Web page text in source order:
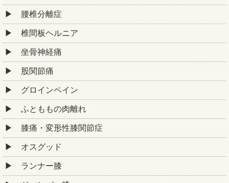
腰椎分離症
椎間板ヘルニア
坐骨神経痛
股関節痛
グロインペイン
ふとももの肉離れ
膝痛・変形性膝関節症
オスグッド
ランナー膝